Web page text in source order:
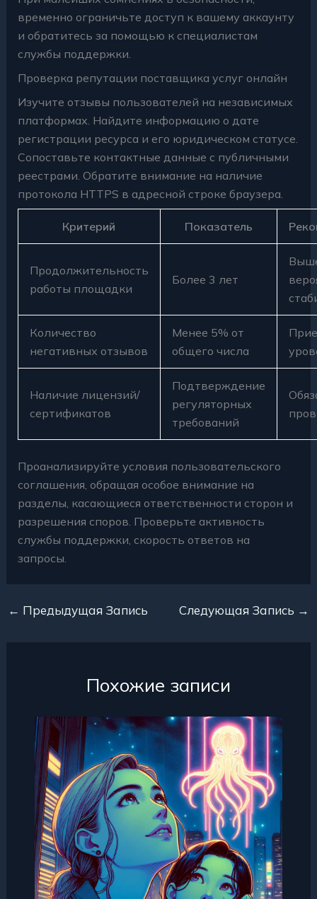
временно ограничьте доступ к вашему аккаунту
и обратитесь за помощью к специалистам
службы поддержки.
Проверка репутации поставщика услуг онлайн
Изучите отзывы пользователей на независимых
платформах. Найдите информацию о дате
регистрации ресурса и его юридическом статусе.
Сопоставьте контактные данные с публичными
реестрами. Обратите внимание на наличие
протокола HTTPS в адресной строке браузера.
Критерий Показатель
Продолжительность
работы площадки
Более 3 лет
Количество
негативных отзывов
Менее 5% от
общего числа
Наличие лицензий/
сертификатов
Подтверждение
регуляторных
требований
Проанализируйте условия пользовательского
соглашения, обращая особое внимание на
разделы, касающиеся ответственности сторон и
разрешения споров. Проверьте активность
службы поддержки, скорость ответов на
запросы.
← Предыдущая Запись Следующая Запись →
Похожие записи